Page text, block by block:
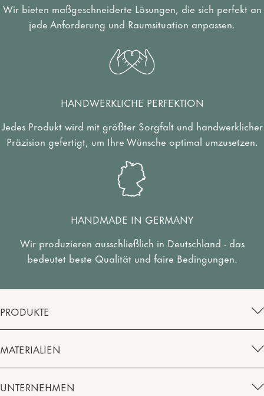
Wir bieten maßgeschneiderte Lösungen, die sich perfekt an
jede Anforderung und Raumsituation anpassen.
HANDWERKLICHE PERFEKTION
Jedes Produkt wird mit größter Sorgfalt und handwerklicher
Präzision gefertigt, um Ihre Wünsche optimal umzusetzen.
HANDMADE IN GERMANY
Wir produzieren ausschließlich in Deutschland - das
bedeutet beste Qualität und faire Bedingungen.
PRODUKTE
MATERIALIEN
UNTERNEHMEN